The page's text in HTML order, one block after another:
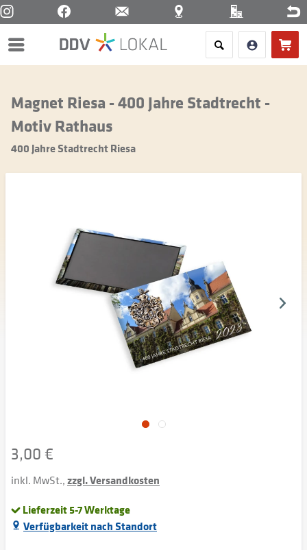
Menü
Magnet Riesa - 400 Jahre Stadtrecht -
Motiv Rathaus
400 Jahre Stadtrecht Riesa
3,00 €
inkl. MwSt.,zzgl. Versandkosten
Lieferzeit 5-7 Werktage
Verfügbarkeit nach Standort